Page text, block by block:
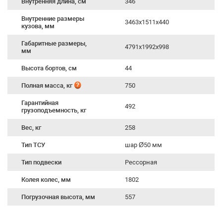
Внутренние размеры
кузова, мм
3463x1511x440
Габаритные размеры,
мм
4791x1992х998
Высота бортов, см 44
Полная масса, кг 750
Гарантийная
грузоподъемность, кг
492
Вес, кг 258
Тип ТСУ шар Ø50 мм
Тип подвески Рессорная
Колея колес, мм 1802
Погрузочная высота, мм 557